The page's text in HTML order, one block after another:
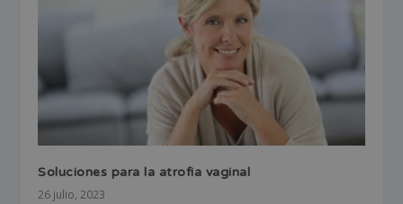
Soluciones para la atrofia vaginal
26 julio, 2023